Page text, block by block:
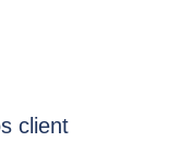
client